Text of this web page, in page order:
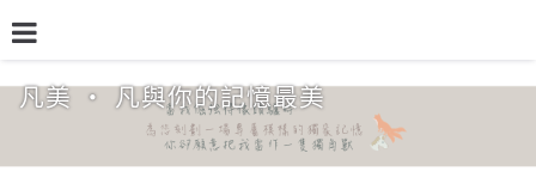
凡美 ‧ 凡與你的記憶最美
熱門專欄 熱銷方案 預約檔期